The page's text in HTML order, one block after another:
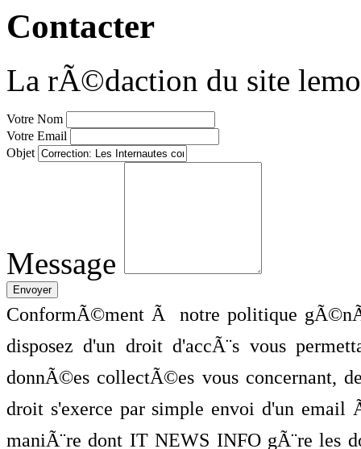
Contacter
La rÃ©daction du site
Votre Nom
Votre Email
Objet
Message
ConformÃ©ment Ã notre politique
disposez d'un droit d'accÃ¨s vous
donnÃ©es collectÃ©es vous concernant,
droit s'exerce par simple envoi d'un
maniÃ¨re dont IT NEWS INFO gÃ¨re les